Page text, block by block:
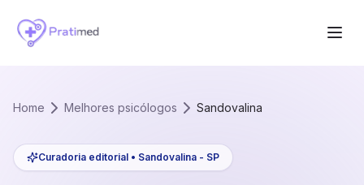
Home Melhores psicólogos Sandovalina
Curadoria editorial • Sandovalina - SP